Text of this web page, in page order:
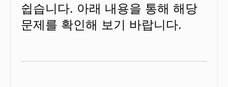
쉽습니다. 아래 내용을 통해 해당
문제를 확인해 보기 바랍니다.